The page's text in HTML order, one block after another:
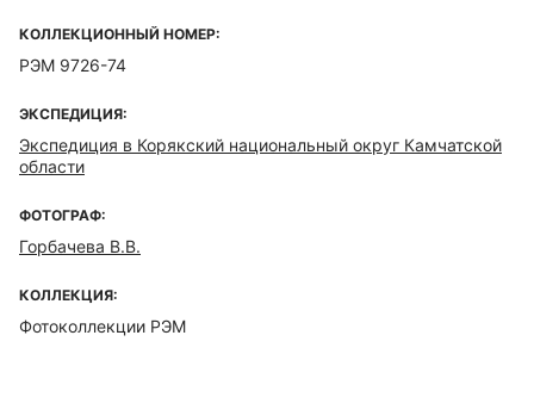
КОЛЛЕКЦИОННЫЙ НОМЕР:
РЭМ 9726-74
ЭКСПЕДИЦИЯ:
Экспедиция в Корякский национальный округ Камчатской
области
ФОТОГРАФ:
Горбачева В.В.
КОЛЛЕКЦИЯ:
Фотоколлекции РЭМ